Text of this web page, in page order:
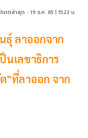
ดตล่าสุด : 19 ธ.ค. 65 | 15:23 น.
ธุ์ ลาออกจาก
นเลขาธิการ
"ที่ลาออก จาก